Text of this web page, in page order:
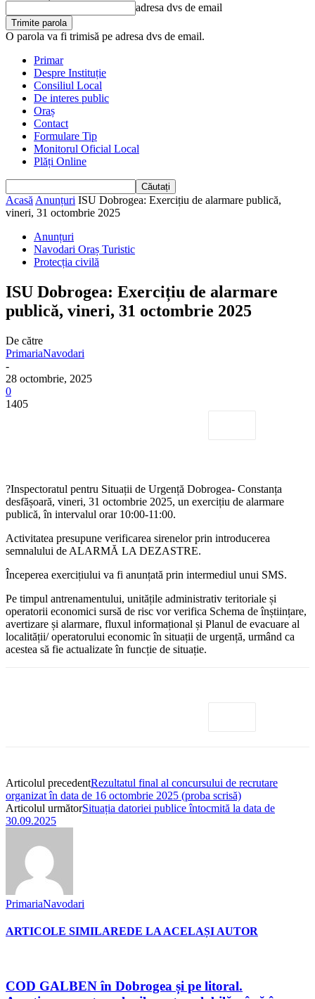
adresa dvs de email
O parola va fi trimisă pe adresa dvs de email.
Primar
Despre Instituție
Consiliul Local
De interes public
Oraș
Contact
Formulare Tip
Monitorul Oficial Local
Plăți Online
Acasă Anunțuri ISU Dobrogea: Exercițiu de alarmare publică,
vineri, 31 octombrie 2025
Anunțuri
Navodari Oraș Turistic
Protecția civilă
ISU Dobrogea: Exercițiu de alarmare
publică, vineri, 31 octombrie 2025
De către
PrimariaNavodari
-
28 octombrie, 2025
0
1405
?Inspectoratul pentru Situații de Urgență Dobrogea- Constanța
desfășoară, vineri, 31 octombrie 2025, un exercițiu de alarmare
publică, în intervalul orar 10:00-11:00.
Activitatea presupune verificarea sirenelor prin introducerea
semnalului de ALARMĂ LA DEZASTRE.
Începerea exercițiului va fi anunțată prin intermediul unui SMS.
Pe timpul antrenamentului, unitățile administrativ teritoriale și
operatorii economici sursă de risc vor verifica Schema de înștiințare,
avertizare și alarmare, fluxul informațional și Planul de evacuare al
localității/ operatorului economic în situații de urgență, urmând ca
acestea să fie actualizate în funcție de situație.
Articolul precedentRezultatul final al concursului de recrutare
organizat în data de 16 octombrie 2025 (proba scrisă)
Articolul următorSituația datoriei publice întocmită la data de
30.09.2025
PrimariaNavodari
ARTICOLE SIMILAREDE LA ACELAȘI AUTOR
COD GALBEN în Dobrogea și pe litoral.